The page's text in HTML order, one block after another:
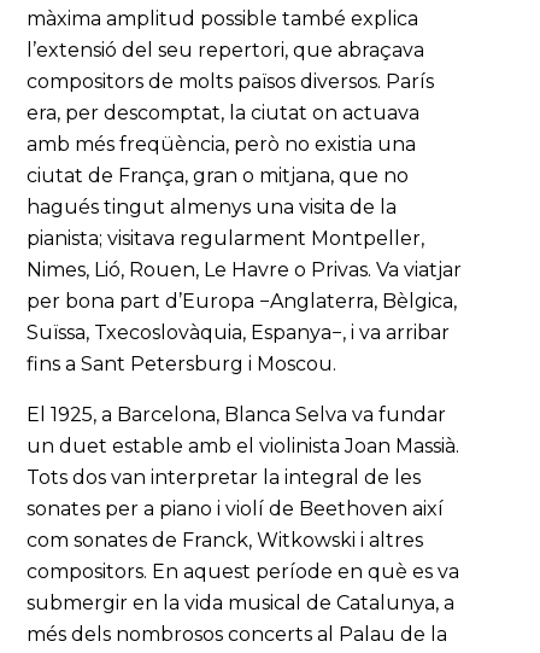
màxima amplitud possible també explica
l’extensió del seu repertori, que abraçava
compositors de molts països diversos. París
era, per descomptat, la ciutat on actuava
amb més freqüència, però no existia una
ciutat de França, gran o mitjana, que no
hagués tingut almenys una visita de la
pianista; visitava regularment Montpeller,
Nimes, Lió, Rouen, Le Havre o Privas. Va viatjar
per bona part d’Europa −Anglaterra, Bèlgica,
Suïssa, Txecoslovàquia, Espanya−, i va arribar
fins a Sant Petersburg i Moscou.
El 1925, a Barcelona, Blanca Selva va fundar
un duet estable amb el violinista Joan Massià.
Tots dos van interpretar la integral de les
sonates per a piano i violí de Beethoven així
com sonates de Franck, Witkowski i altres
compositors. En aquest període en què es va
submergir en la vida musical de Catalunya, a
més dels nombrosos concerts al Palau de la